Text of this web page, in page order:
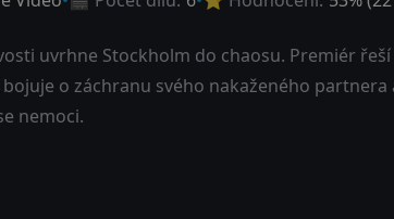
uvrhne Stockholm do chaosu. Premiér
o záchranu svého nakaženého
nemoci.